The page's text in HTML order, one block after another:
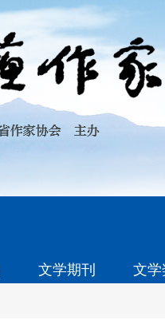
文学期刊 文